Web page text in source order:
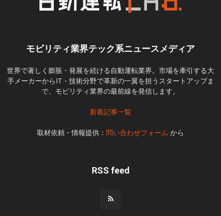
モビリティ業界テック系ニュースメディア
世界で著しく膨脹・発展を続ける自動運転業界。市場を牽引する大
手メーカーからIT・技術分野で革新の一翼を担うスタートアップま
で、モビリティ業界の最前線を発信します。
新着記事一覧
取材依頼・情報提供： 問い合わせフォーム から
RSS feed